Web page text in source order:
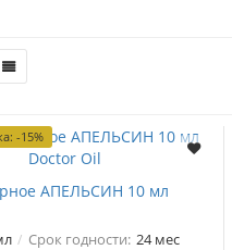
-15%
АПЕЛЬСИН 10 мл
Срок годности: 24 мес